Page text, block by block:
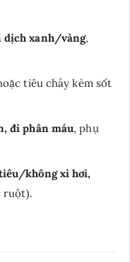
dịch xanh/vàng,
tiêu chảy kèm sốt
đi phân máu, phụ
không xì hơi,
ruột).